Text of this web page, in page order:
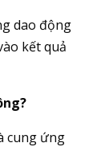
dao động
kết quả
cung ứng